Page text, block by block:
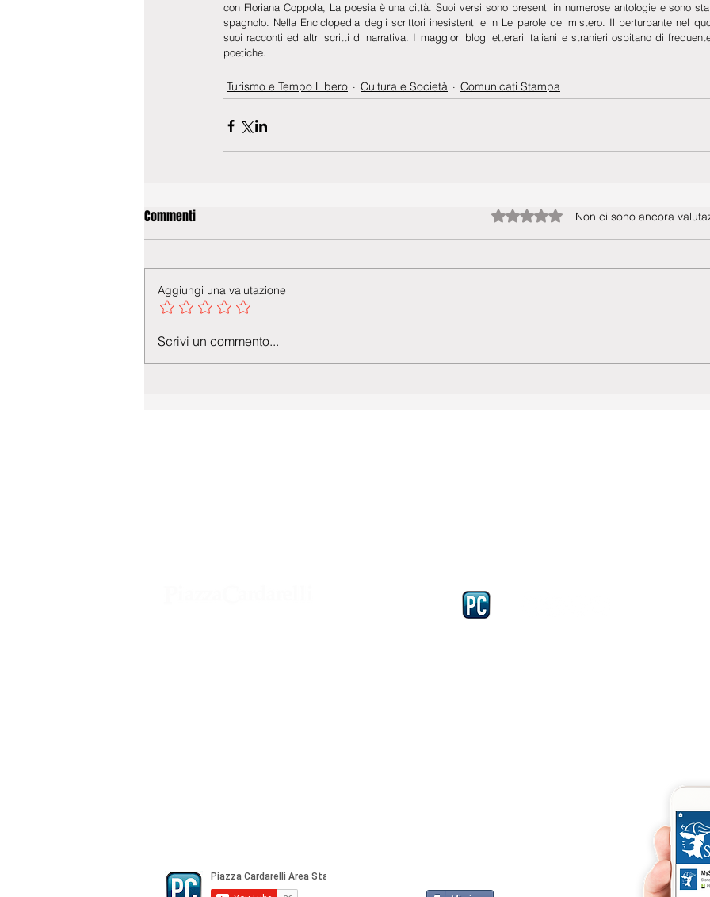
con Floriana Coppola, La poesia è una città. Suoi versi sono presenti in numerose antologie e sono
spagnolo. Nella Enciclopedia degli scrittori inesistenti e in Le parole del mistero. Il perturbante nel
suoi racconti ed altri scritti di narrativa. I maggiori blog letterari italiani e stranieri ospitano di
poetiche.
Turismo e Tempo Libero Cultura e Società Comunicati Stampa
Commenti Valutazione 0 stelle su 5.Non ci sono ancora
Aggiungi una valutazione
Scrivi un commento...